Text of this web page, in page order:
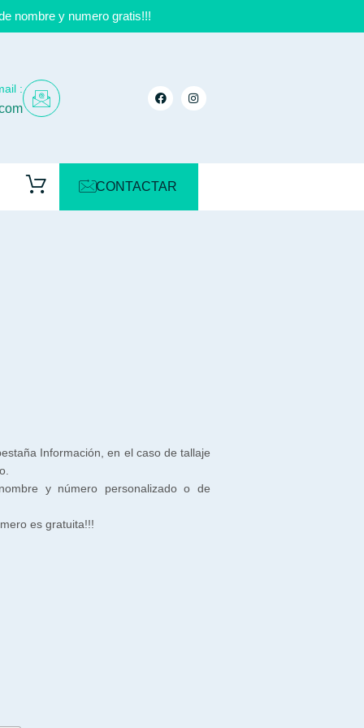
nombre y numero gratis!!!
:
CONTACTAR
Información, en el caso de tallaje
y número personalizado o de
es gratuita!!!